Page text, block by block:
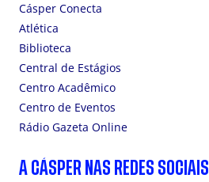
Cásper Conecta
Atlética
Biblioteca
Central de Estágios
Centro Acadêmico
Centro de Eventos
Rádio Gazeta Online
A CÁSPER NAS REDES SOCIAIS